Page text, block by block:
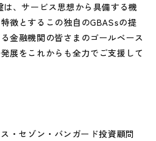
、サービス思想から具備する機
徴とするこの独自のGBASsの提
金融機関の皆さまのゴールベース
展をこれからも全力でご支援して
・セゾン・バンガード投資顧問